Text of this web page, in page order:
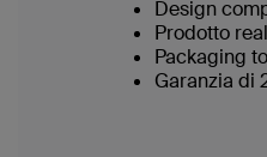
Design
Prodotto
Packaging
Garanzia di